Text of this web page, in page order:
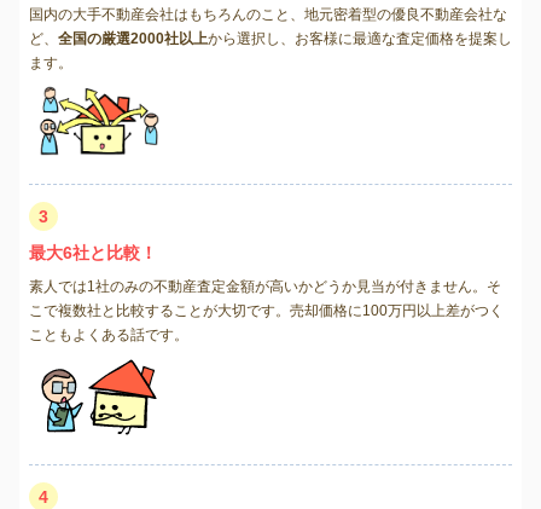
国内の大手不動産会社はもちろんのこと、地元密着型の優良不動産会社な
ど、 全国の厳選2000社以上から選択し、お客様に最適な査定価格を提案し
ます。
3
最大6社と比較！
素人では1社のみの不動産査定金額が高いかどうか見当が付きません。そ
こで複数社と比較することが大切です。売却価格に100万円以上差がつく
こともよくある話です。
4